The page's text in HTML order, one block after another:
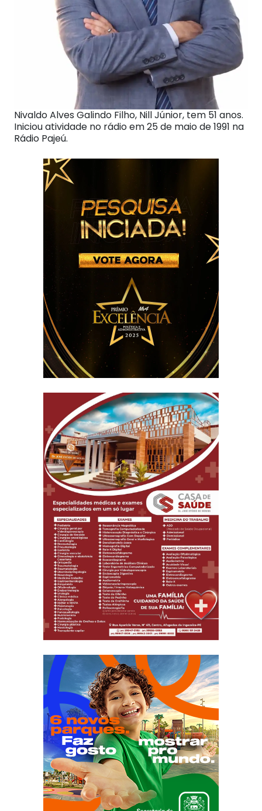
Nivaldo Alves Galindo Filho, Nill Júnior, tem 51 anos.
Iniciou atividade no rádio em 25 de maio de 1991 na
Rádio Pajeú.